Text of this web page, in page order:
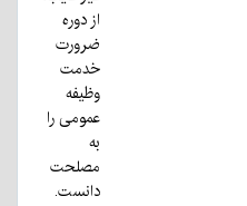
از دوره
ضرورت
خدمت
وظیفه
عمومی را
به
مصلحت
دانست.